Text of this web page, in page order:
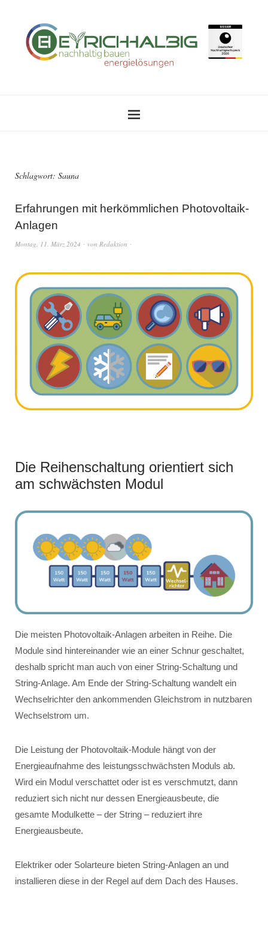
Schlagwort: Sauna
Erfahrungen mit herkömmlichen Photovoltaik-
Anlagen
Montag, 11. März 2024 von Redaktion
Die Reihenschaltung orientiert sich
am schwächsten Modul
Die meisten Photovoltaik-Anlagen arbeiten in Reihe. Die
Module sind hintereinander wie an einer Schnur geschaltet,
deshalb spricht man auch von einer String-Schaltung und
String-Anlage. Am Ende der String-Schaltung wandelt ein
Wechselrichter den ankommenden Gleichstrom in nutzbaren
Wechselstrom um.
Die Leistung der Photovoltaik-Module hängt von der
Energieaufnahme des leistungsschwächsten Moduls ab.
Wird ein Modul verschattet oder ist es verschmutzt, dann
reduziert sich nicht nur dessen Energieausbeute, die
gesamte Modulkette – der String – reduziert ihre
Energieausbeute.
Elektriker oder Solarteure bieten String-Anlagen an und
installieren diese in der Regel auf dem Dach des Hauses.